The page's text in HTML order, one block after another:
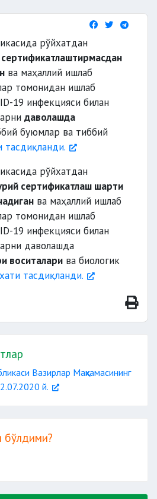
рўйхатдан
сертификатлаштирмасдан
ва маҳаллий ишлаб
томонидан ишлаб
19 инфекцияси билан
даволашда
буюмлар ва тиббий
тасдиқланди.
рўйхатдан
сертификатлаш шарти
ва маҳаллий ишлаб
томонидан ишлаб
19 инфекцияси билан
даволашда
воситалари ва биологик
тасдиқланди.
Вазирлар Маҳкамасининг
й.